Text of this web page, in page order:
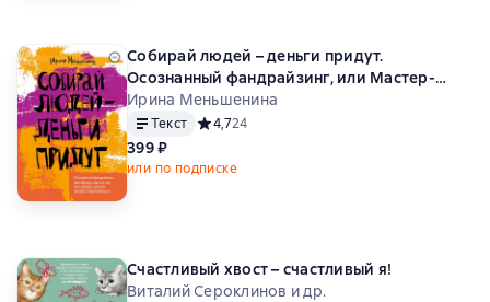
Собирай людей – деньги придут.
Осознанный фандрайзинг, или Мастер-
книга о том, как собирать деньги на
благотворительность
Ирина Меньшенина
Текст Средний рейтинг 4,7 на основе 24 оценок
4,724
399 ₽
или по подписке
Счастливый хвост – счастливый я!
Виталий Сероклинов и др.